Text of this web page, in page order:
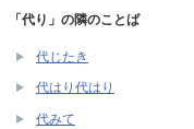
「代り」の隣のことば
代じたき
代はり代はり
代みて